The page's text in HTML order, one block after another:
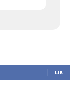
LIK